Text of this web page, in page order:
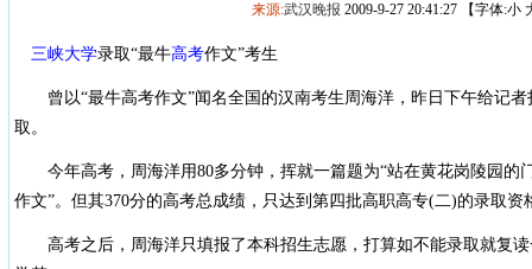
来源:武汉晚报 2009-9-27 20:41:27 【字体:小
三峡大学录取“最牛高考作文”考生
曾以“最牛高考作文”闻名全国的汉南考生周海洋，昨日下午给记者
取。
今年高考，周海洋用80多分钟，挥就一篇题为“站在黄花岗陵园的
作文”。但其370分的高考总成绩，只达到第四批高职高专(二)的录取资
高考之后，周海洋只填报了本科招生志愿，打算如不能录取就复读